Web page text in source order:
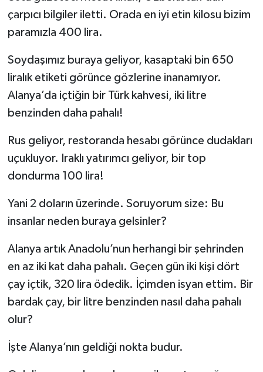
çarpıcı bilgiler iletti. Orada en iyi etin kilosu bizim
paramızla 400 lira.
Soydaşımız buraya geliyor, kasaptaki bin 650
liralık etiketi görünce gözlerine inanamıyor.
Alanya’da içtiğin bir Türk kahvesi, iki litre
benzinden daha pahalı!
​Rus geliyor, restoranda hesabı görünce dudakları
uçukluyor. Iraklı yatırımcı geliyor, bir top
dondurma 100 lira!
Yani 2 doların üzerinde. Soruyorum size: Bu
insanlar neden buraya gelsinler?
​Alanya artık Anadolu’nun herhangi bir şehrinden
en az iki kat daha pahalı. Geçen gün iki kişi dört
çay içtik, 320 lira ödedik. İçimden isyan ettim. Bir
bardak çay, bir litre benzinden nasıl daha pahalı
olur?
İşte Alanya’nın geldiği nokta budur.